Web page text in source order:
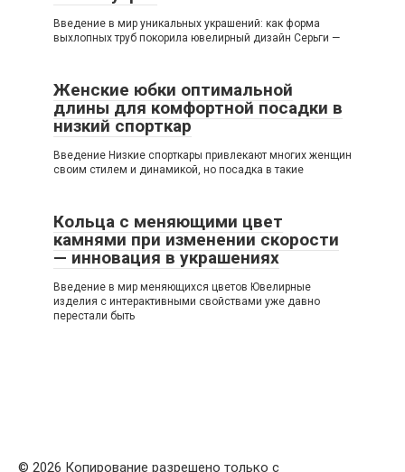
Введение в мир уникальных украшений: как форма
выхлопных труб покорила ювелирный дизайн Серьги —
Женские юбки оптимальной
длины для комфортной посадки в
низкий спорткар
Введение Низкие спорткары привлекают многих женщин
своим стилем и динамикой, но посадка в такие
Кольца с меняющими цвет
камнями при изменении скорости
— инновация в украшениях
Введение в мир меняющихся цветов Ювелирные
изделия с интерактивными свойствами уже давно
перестали быть
© 2026 Копирование разрешено только с